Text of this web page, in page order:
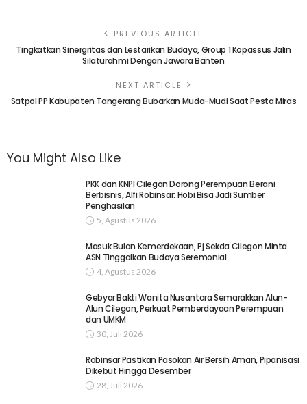
PREVIOUS ARTICLE
Tingkatkan Sinergritas dan Lestarikan Budaya, Group 1 Kopassus Jalin
Silaturahmi Dengan Jawara Banten
NEXT ARTICLE
Satpol PP Kabupaten Tangerang Bubarkan Muda-Mudi Saat Pesta Miras
You Might Also Like
PKK dan KNPI Cilegon Dorong Perempuan Berani
Berbisnis, Alfi Robinsar: Hobi Bisa Jadi Sumber
Penghasilan
5, Agustus 2026
Masuk Bulan Kemerdekaan, Pj Sekda Cilegon Minta
ASN Tinggalkan Budaya Seremonial
4, Agustus 2026
Gebyar Bakti Wanita Nusantara Semarakkan Alun-
Alun Cilegon, Perkuat Pemberdayaan Perempuan
dan UMKM
30, Juli 2026
Robinsar Pastikan Pasokan Air Bersih Aman, Pipanisasi
Dikebut Hingga Desember
28, Juli 2026